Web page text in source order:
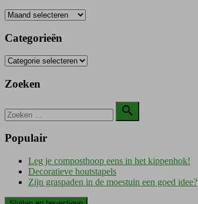
Archieven
Categorieën
Categorieën
Zoeken
naar:

Zoeken
Populair
Leg je composthoop eens in het kippenhok!
Decoratieve houtstapels
Zijn graspaden in de moestuin een goed idee?